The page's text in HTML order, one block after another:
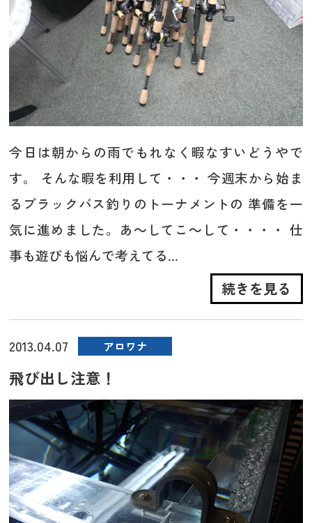
今日は朝からの雨でもれなく暇なすいどうやで
す。 そんな暇を利用して・・・ 今週末から始ま
るブラックバス釣りのトーナメントの 準備を一
気に進めました。あ～してこ～して・・・・ 仕
事も遊びも悩んで考えてる...
続きを見る
2013.04.07 アロワナ
飛び出し注意！